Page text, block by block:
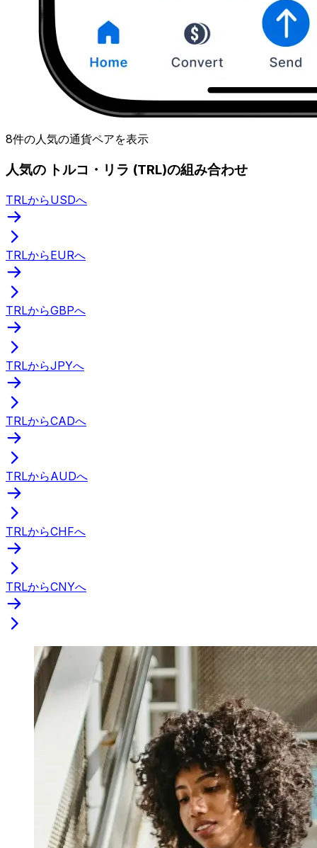
8件の人気の通貨ペアを表示
人気の トルコ・リラ (TRL)の組み合わせ
TRLからUSDへ
TRLからEURへ
TRLからGBPへ
TRLからJPYへ
TRLからCADへ
TRLからAUDへ
TRLからCHFへ
TRLからCNYへ